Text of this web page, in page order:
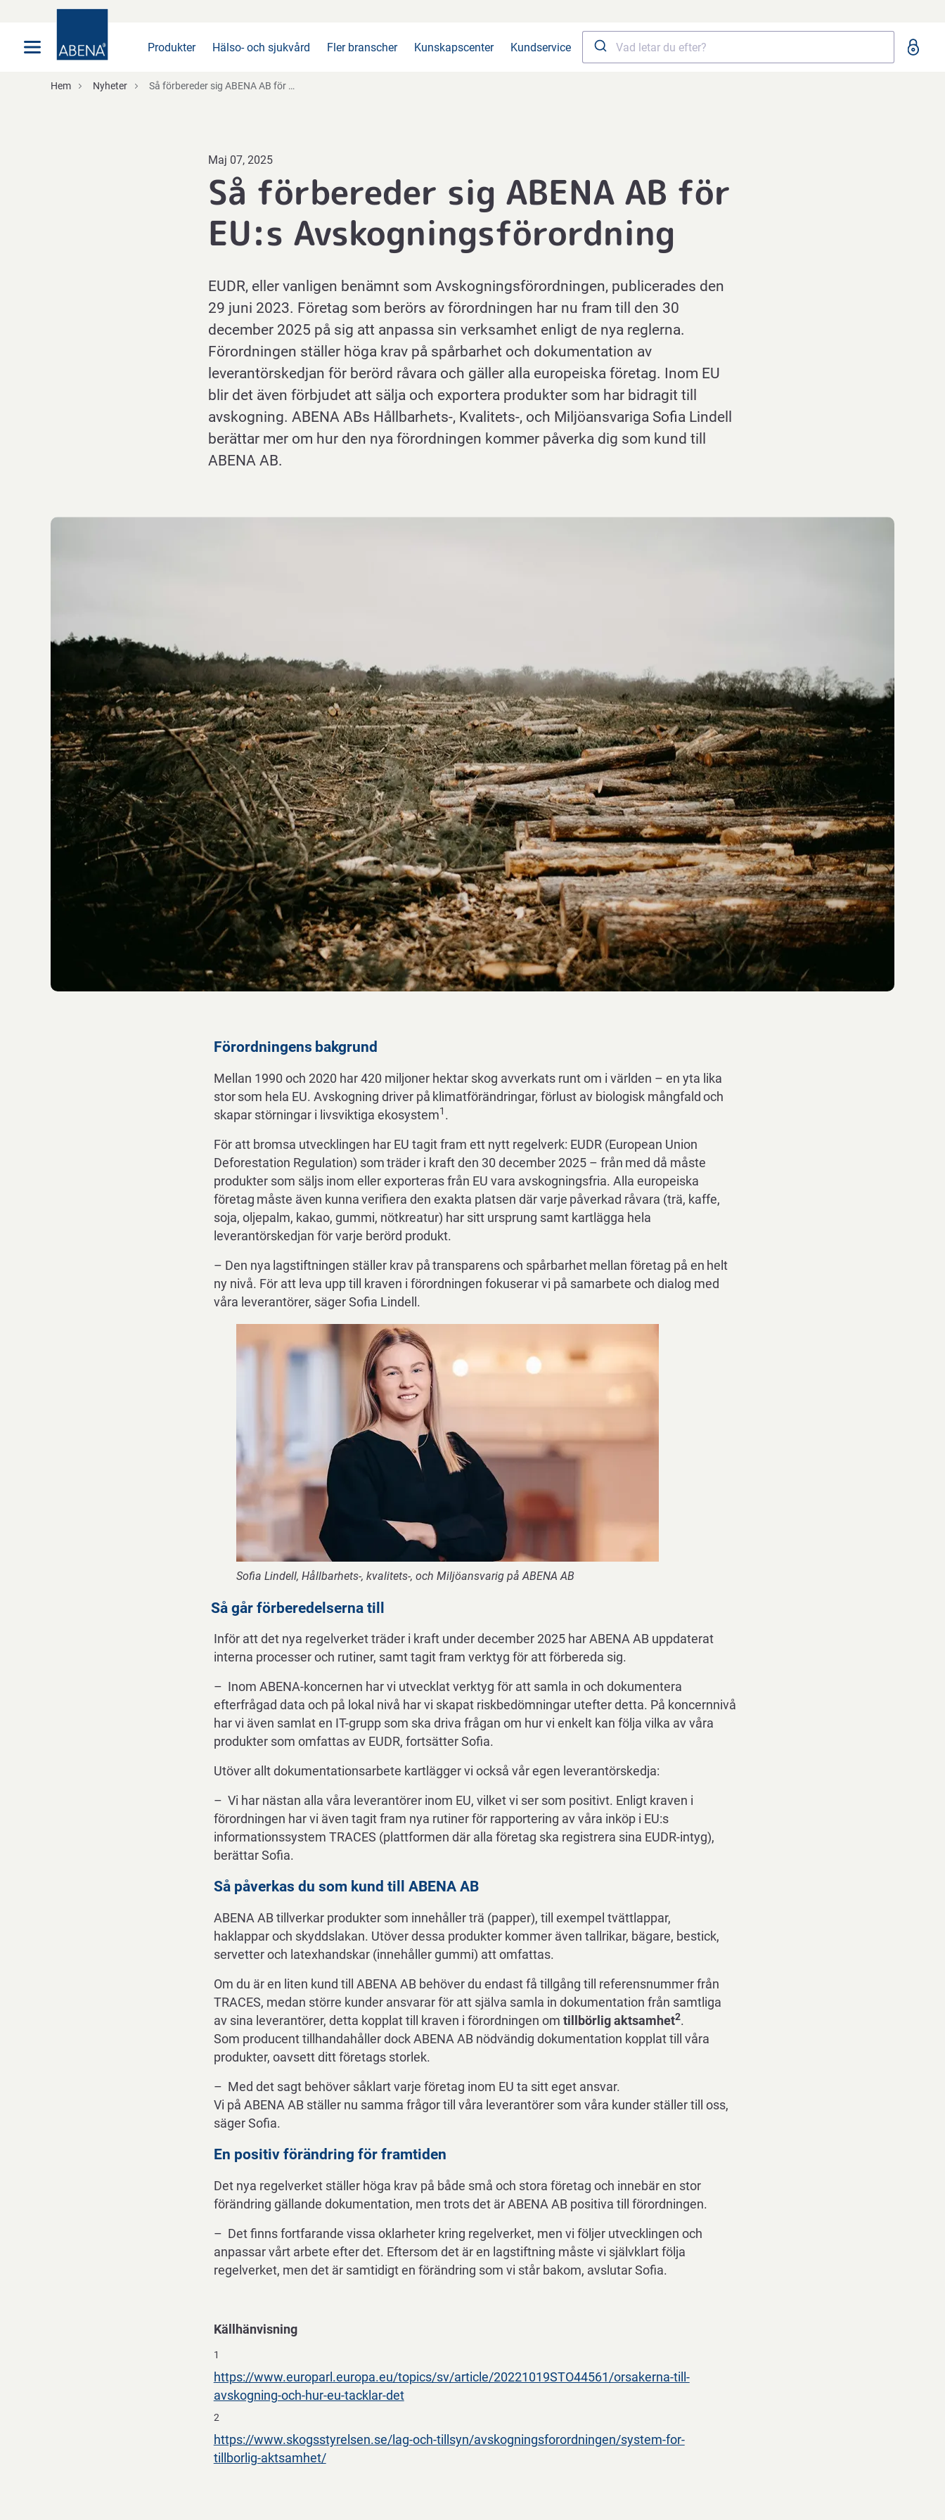
Produkter Hälso- och sjukvård Fler branscher Kunskapscenter Kundservice
Hem Nyheter Så förbereder sig ABENA AB för EU:s Avskogningsförordning
Maj 07, 2025
Så förbereder sig ABENA AB för
EU:s Avskogningsförordning
EUDR, eller vanligen benämnt som Avskogningsförordningen, publicerades den
29 juni 2023. Företag som berörs av förordningen har nu fram till den 30
december 2025 på sig att anpassa sin verksamhet enligt de nya reglerna.
Förordningen ställer höga krav på spårbarhet och dokumentation av
leverantörskedjan för berörd råvara och gäller alla europeiska företag. Inom EU
blir det även förbjudet att sälja och exportera produkter som har bidragit till
avskogning. ABENA ABs Hållbarhets-, Kvalitets-, och Miljöansvariga Sofia Lindell
berättar mer om hur den nya förordningen kommer påverka dig som kund till
ABENA AB.
Förordningens bakgrund
Mellan 1990 och 2020 har 420 miljoner hektar skog avverkats runt om i världen – en yta lika
stor som hela EU. Avskogning driver på klimatförändringar, förlust av biologisk mångfald och
skapar störningar i livsviktiga ekosystem1 .
För att bromsa utvecklingen har EU tagit fram ett nytt regelverk: EUDR (European Union
Deforestation Regulation) som träder i kraftden 30 december 2025 – från med då måste
produkter som säljs inom eller exporteras från EU vara avskogningsfria. Alla europeiska
företag måste även kunna verifiera den exakta platsen där varje påverkad råvara (trä, kaffe,
soja, oljepalm, kakao, gummi, nötkreatur) har sitt ursprung samt kartlägga hela
leverantörskedjan för varje berörd produkt.
– Den nya lagstiftningen ställer krav på transparensoch spårbarhet mellan företag på en helt
ny nivå. För att leva upp till kraven i förordningen fokuserar vi på samarbete och dialog med
våra leverantörer, säger Sofia Lindell .
Sofia Lindell, Hållbarhets-, kvalitets-, och Miljöansvarig på ABENAAB
Så går förberedelserna till
Inför att det nya regelverket träder i kraft under december 2025 har ABENA AB uppdaterat
interna processer och rutiner, samt tagit fram verktyg för att förbereda sig.
– Inom ABENA-koncernen har vi utvecklat verktyg för att samla in och dokumentera
efterfrågad data och på lokal nivå har vi skapat riskbedömningar utefter detta. På koncernnivå
har vi även samlat en IT-grupp som ska driva frågan om hur vi enkelt kan följa vilka av våra
produkter som omfattas av EUDR, fortsätter Sofia.
Utöver allt dokumentationsarbete kartlägger vi också vår egen leverantörskedja:
– Vi har nästan alla våra leverantörer inom EU, vilket vi ser som positivt. Enligt kraven i
förordningen har vi även tagit fram nya rutiner för rapportering av våra inköp i EU:s
informationssystem TRACES (plattformen där alla företag ska registrera sina EUDR-intyg),
berättar Sofia.
Så påverkas du som kund till ABENA AB
ABENA AB tillverkar produkter som innehåller trä (papper), till exempel tvättlappar,
haklappar och skyddslakan. Utöver dessa produkter kommer även tallrikar, bägare, bestick,
servetter och latexhandskar (innehåller gummi) att omfattas.
Om du är en liten kund till ABENA AB behöver du endast få tillgång till referensnummer från
TRACES, medan större kunder ansvarar för att själva samla in dokumentation från samtliga
av sina leverantörer, detta kopplat till kraven i förordningen om tillbörlig aktsamhet2.
Som producent tillhandahåller dock ABENA AB nödvändig dokumentation kopplat till våra
produkter, oavsett ditt företags storlek.
– Med det sagt behöver såklart varje företag inom EU ta sitt eget ansvar.
Vi på ABENA AB ställer nu samma frågor till våra leverantörer som våra kunder ställer till oss,
säger Sofia.
En positiv förändring för framtiden
Det nya regelverket ställer höga krav på både små och stora företag och innebär en stor
förändring gällande dokumentation, men trots det är ABENA AB positiva till förordningen.
– Det finns fortfarande vissa oklarheter kring regelverket, men vi följer utvecklingen och
anpassar vårt arbete efter det. Eftersom det är en lagstiftning måste vi självklart följa
regelverket, men det är samtidigt en förändring som vi står bakom, avslutar Sofia.
Källhänvisning
1
https://www.europarl.europa.eu/topics/sv/article/20221019STO44561/orsakerna-till-
avskogning-och-hur-eu-tacklar-det
2
https://www.skogsstyrelsen.se/lag-och-tillsyn/avskogningsforordningen/system-for-
tillborlig-aktsamhet/